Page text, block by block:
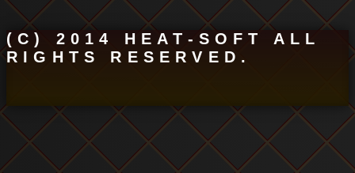
2014/11/11 通販受付中です！
2014/11/07 主題歌収録風景
しました！
2014/11/03 メインビジュアル 公開しました！
(C) 2014 HEAT-SOFT ALL
RIGHTS RESERVED.